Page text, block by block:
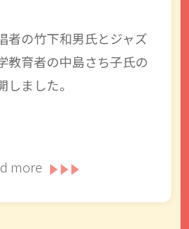
者の竹下和男氏とジャズ
教育者の中島さち子氏の
ました。
more